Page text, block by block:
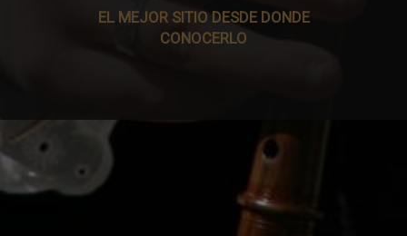
EL MEJOR SITIO DESDE DONDE
CONOCERLO